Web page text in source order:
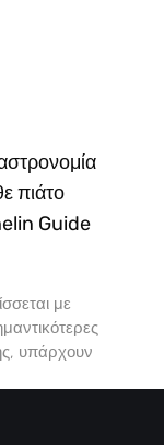
πιάτο
Guide
με
υπάρχουν